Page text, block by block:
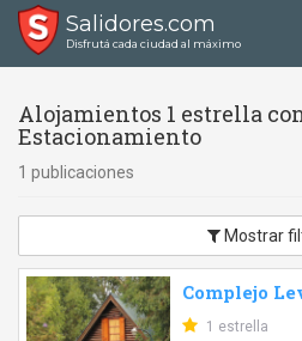
Salidores.com
Disfrutá cada ciudad al máximo
Alojamientos 1 estrella
Estacionamiento
1 publicaciones
Mostrar
Complejo
1 estrella